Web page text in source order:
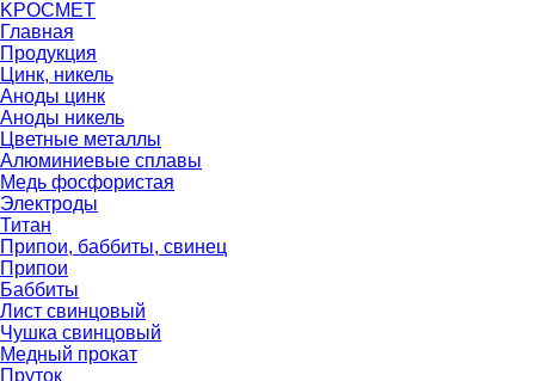
KРОСМ ЕТ
Главная
Продукция
Цинк, никель
Аноды цинк
Аноды никель
Цветные металлы
Алюминиевые сплавы
Медь фосфористая
Электроды
Титан
Припои, баббиты, свинец
Припои
Баббиты
Лист свинцовый
Чушка свинцовый
Медный прокат
Пруток